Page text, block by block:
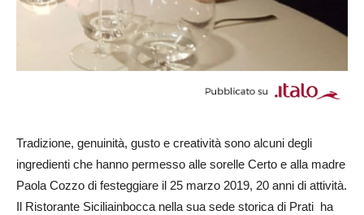
Tradizione, genuinità, gusto e creatività sono alcuni degli
ingredienti che hanno permesso alle sorelle Certo e alla madre
Paola Cozzo di festeggiare il 25 marzo 2019, 20 anni di attività.
Il Ristorante Siciliainbocca nella sua sede storica di Prati ha